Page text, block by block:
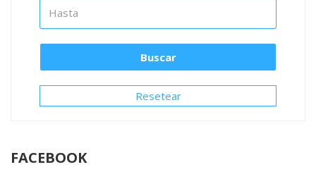
Resetear
FACEBOOK